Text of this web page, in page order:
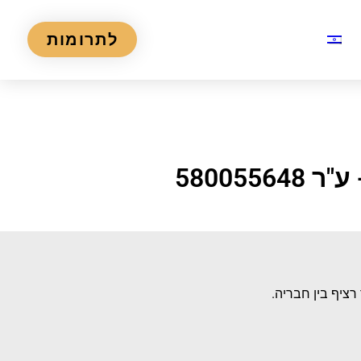
לתרומות
בין חבריה.